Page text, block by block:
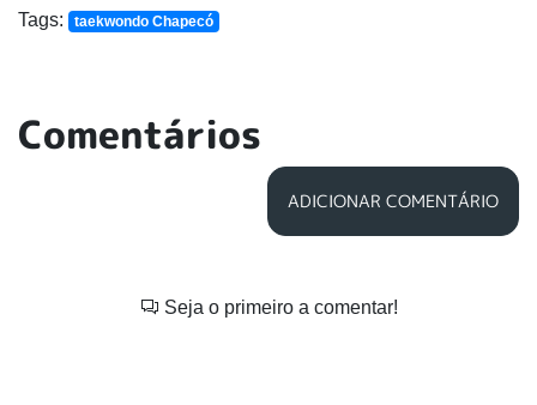
Tags: taekwondo Chapecó
Comentários
ADICIONAR COMENTÁRIO
Seja o primeiro a comentar!